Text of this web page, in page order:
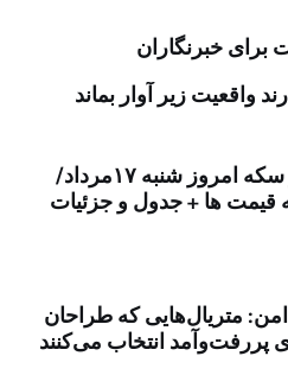
برای خبرنگاران
واقعیت زیر آوار بماند
قیمت طلا و سکه امروز شنبه ۱۷مرداد/
قیمت ها + جدول و جزئیات
متریال‌هایی که طراحان
پررفت‌وآمد انتخاب می‌کنند